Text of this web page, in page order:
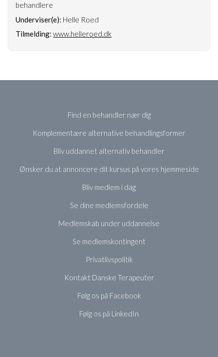
behandlere
Underviser(e): Helle Roed
Tilmelding: www.helleroed.dk
Find en behandler nær dig
Komplementære alternative behandlingsformer
Bliv uddannet alternativ behandler
Ønsker du at annoncere dit kursus på vores hjemmeside
Bliv medlem i dag
Se dine medlemsfordele
Medlemskab under uddannelse
Se medlemskontingent
Privatlivspolitik
Kontakt Danske Terapeuter
Følg os på Facebook
Følg os på LinkedIn